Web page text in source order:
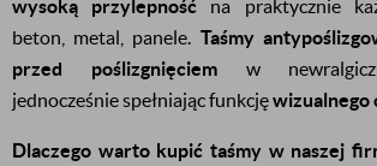
wysoką przylepność na praktycznie
beton, metal, panele. Taśmy
przed poślizgnięciemw
jednocześnie spełniając funkcjęwizualnego
Dlaczego warto kupić taśmy w naszej